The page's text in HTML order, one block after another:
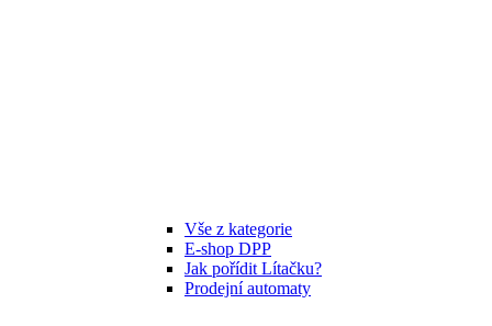
Vše z kategorie
E-shop DPP
Jak pořídit Lítačku?
Prodejní automaty